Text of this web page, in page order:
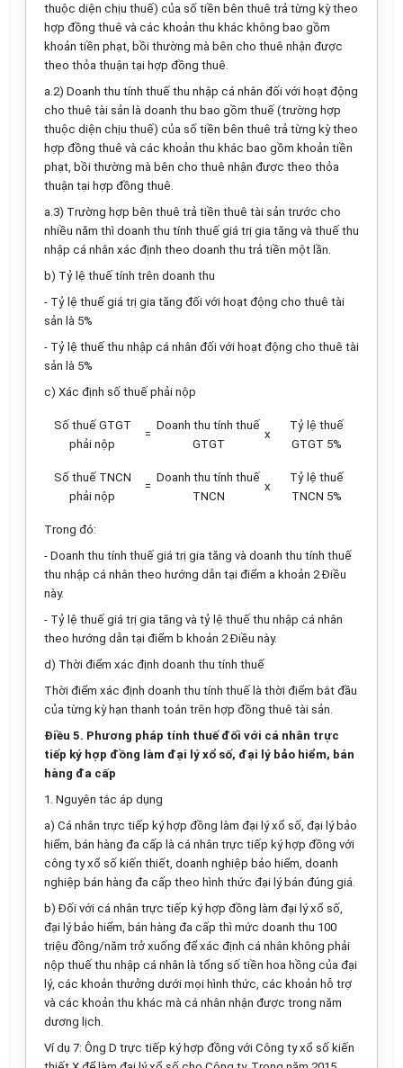
thuộc diện chịu thuế) của số tiền bên thuê trả từng kỳ theo
hợp đồng thuê và các khoản thu khác không bao gồm
khoản tiền phạt, bồi thường mà bên cho thuê nhận được
theo thỏa thuận tại hợp đồng thuê.
a.2) Doanh thu tính thuế thu nhập cá nhân đối với hoạt động
cho thuê tài sản là doanh thu bao gồm thuế (trường hợp
thuộc diện chịu thuế) của số tiền bên thuê trả từng kỳ theo
hợp đồng thuê và các khoản thu khác bao gồm khoản tiền
phạt, bồi thường mà bên cho thuê nhận được theo thỏa
thuận tại hợp đồng thuê.
a.3) Trường hợp bên thuê trả tiền thuê tài sản trước cho
nhiều năm thì doanh thu tính thuế giá trị gia tăng và thuế thu
nhập cá nhân xác định theo doanh thu trả tiền một lần.
b) Tỷ lệ thuế tính trên doanh thu
- Tỷ lệ thuế giá trị gia tăng đối với hoạt động cho thuê tài
sản là 5%
- Tỷ lệ thuế thu nhập cá nhân đối với hoạt động cho thuê tài
sản là 5%
c) Xác định số thuế phải nộp
Số thuế GTGT
phải nộp
=
Doanh thu tính thuế
GTGT
x
Tỷ lệ thuế
GTGT 5%
Số thuế TNCN
phải nộp
=
Doanh thu tính thuế
TNCN
x
Tỷ lệ thuế
TNCN 5%
Trong đó:
- Doanh thu tính thuế giá trị gia tăng và doanh thu tính thuế
thu nhập cá nhân theo hướng dẫn tại điểm a khoản 2 Điều
này.
- Tỷ lệ thuế giá trị gia tăng và tỷ lệ thuế thu nhập cá nhân
theo hướng dẫn tại điểm b khoản 2 Điều này.
d) Thời điểm xác định doanh thu tính thuế
Thời điểm xác định doanh thu tính thuế là thời điểm bắt đầu
của từng kỳ hạn thanh toán trên hợp đồng thuê tài sản.
Điều 5. Phương pháp tính thuế đối với cá nhân trực
tiếp ký hợp đồng làm đại lý xổ số, đại lý bảo hiểm, bán
hàng đa cấp
1. Nguyên tắc áp dụng
a) Cá nhân trực tiếp ký hợp đồng làm đại lý xổ số, đại lý bảo
hiểm, bán hàng đa cấp là cá nhân trực tiếp ký hợp đồng với
công ty xổ số kiến thiết, doanh nghiệp bảo hiểm, doanh
nghiệp bán hàng đa cấp theo hình thức đại lý bán đúng giá.
b) Đối với cá nhân trực tiếp ký hợp đồng làm đại lý xổ số,
đại lý bảo hiểm, bán hàng đa cấp thì mức doanh thu 100
triệu đồng/năm trở xuống để xác định cá nhân không phải
nộp thuế thu nhập cá nhân là tổng số tiền hoa hồng của đại
lý, các khoản thưởng dưới mọi hình thức, các khoản hỗ trợ
và các khoản thu khác mà cá nhân nhận được trong năm
dương lịch.
Ví dụ 7: Ông D trực tiếp ký hợp đồng với Công ty xổ số kiến